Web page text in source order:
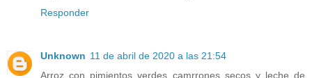
Responder
Unknown 11 de abril de 2020 a las 21:54
Arroz con pimientos verdes camrrones secos y leche de